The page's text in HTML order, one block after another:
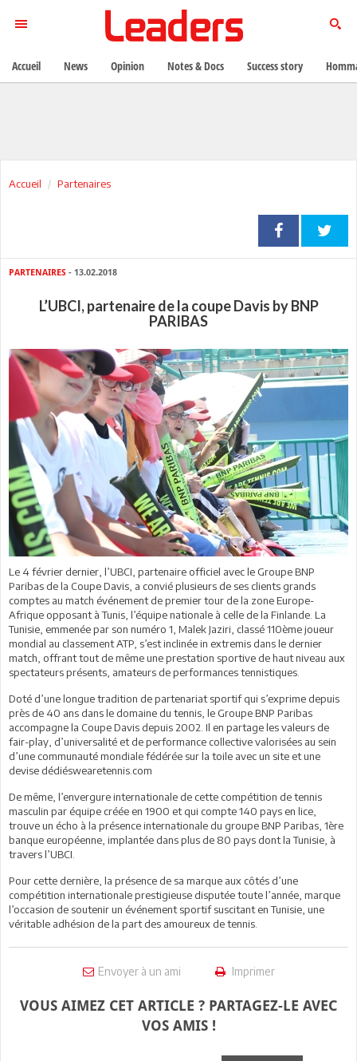
Accueil Partenaires
PARTENAIRES - 13.02.2018
L’UBCI, partenaire de la coupe Davis by BNP
PARIBAS
Le 4 février dernier, l’UBCI, partenaire officiel avec le Groupe BNP
Paribas de la Coupe Davis, a convié plusieurs de ses clients grands
comptes au match événement de premier tour de la zone Europe-
Afrique opposant à Tunis, l’équipe nationale à celle de la Finlande. La
Tunisie, emmenée par son numéro 1, Malek Jaziri, classé 110ème joueur
mondial au classement ATP, s’est inclinée in extremis dans le dernier
match, offrant tout de même une prestation sportive de haut niveau aux
spectateurs présents, amateurs de performances tennistiques.
Doté d’une longue tradition de partenariat sportif qui s’exprime depuis
près de 40 ans dans le domaine du tennis, le Groupe BNP Paribas
accompagne la Coupe Davis depuis 2002. Il en partage les valeurs de
fair-play, d’universalité et de performance collective valorisées au sein
d’une communauté mondiale fédérée sur la toile avec un site et une
devise dédiéswearetennis.com
De même, l’envergure internationale de cette compétition de tennis
masculin par équipe créée en 1900 et qui compte 140 pays en lice,
trouve un écho à la présence internationale du groupe BNP Paribas, 1ère
banque européenne, implantée dans plus de 80 pays dont la Tunisie, à
travers l’UBCI.
Pour cette dernière, la présence de sa marque aux côtés d’une
compétition internationale prestigieuse disputée toute l’année, marque
l’occasion de soutenir un événement sportif suscitant en Tunisie, une
véritable adhésion de la part des amoureux de tennis.
Envoyer à un ami Imprimer
VOUS AIMEZ CET ARTICLE ? PARTAGEZ-LE AVEC
VOS AMIS !
Accueil News Opinion Notes & Docs Success story